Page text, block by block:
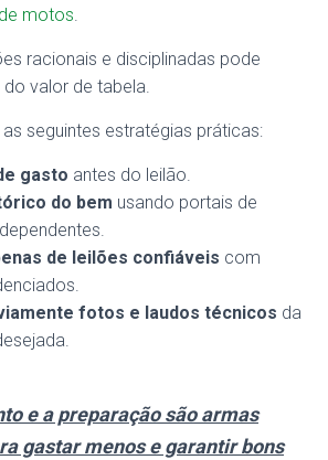
motos.
racionais e disciplinadas pode
valor de tabela.
seguintes estratégias práticas:
gasto antes do leilão.
do bem usando portais de
de leilões confiáveis com
fotos e laudos técnicos da
e a preparação são armas
gastar menos e garantir bons